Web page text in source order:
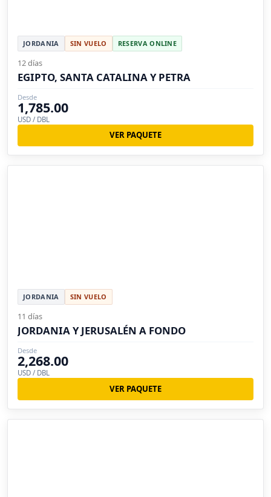
JORDANIA SIN VUELO RESERVA ONLINE
12 días
EGIPTO, SANTA CATALINA Y PETRA
Desde
1,785.00
USD / DBL
VER PAQUETE
JORDANIA SIN VUELO
11 días
JORDANIA Y JERUSALÉN A FONDO
Desde
2,268.00
USD / DBL
VER PAQUETE